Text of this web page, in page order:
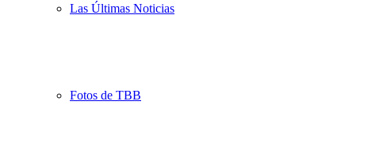
Las Últimas Noticias
Fotos de TBB